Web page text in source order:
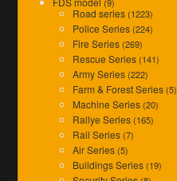
Road series (1223)
Police Series (224)
Fire Series (269)
Rescue Series (141)
Army Series (222)
Farm & Forest Series (5)
Machine Series (20)
Rallye Series (165)
Rail Series (7)
Air Series (5)
Buildings Series (19)